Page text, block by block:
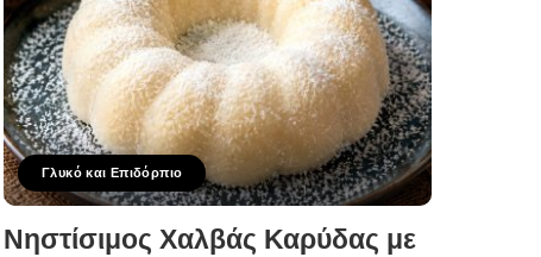
Γλυκό και Επιδόρπιο
Νηστίσιμος Χαλβάς Καρύδας με